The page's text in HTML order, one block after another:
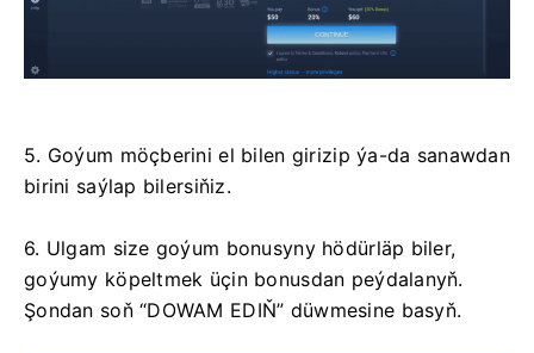
5. Goýum möçberini el bilen girizip ýa-da sanawdan
birini saýlap bilersiňiz.
6. Ulgam size goýum bonusyny hödürläp biler,
goýumy köpeltmek üçin bonusdan peýdalanyň.
Şondan soň “DOWAM EDIŇ” düwmesine basyň.